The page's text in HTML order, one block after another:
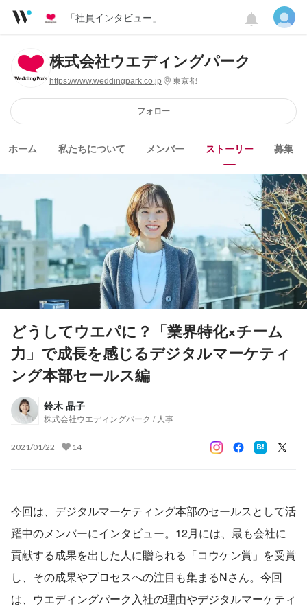
「社員インタビュー」
株式会社ウエディングパーク
https://www.weddingpark.co.jp 東京都
フォロー
ホーム 私たちについて メンバー ストーリー 募集
どうしてウエパに？「業界特化×チーム
力」で成長を感じるデジタルマーケティ
ング本部セールス編
鈴木 晶子
株式会社ウエディングパーク / 人事
2021/01/22 14
今回は、デジタルマーケティング本部のセールスとして活
躍中のメンバーにインタビュー。12月には、最も会社に
貢献する成果を出した人に贈られる「コウケン賞」を受賞
し、その成果やプロセスへの注目も集まるNさん。今回
は、ウエディングパーク入社の理由やデジタルマーケティ